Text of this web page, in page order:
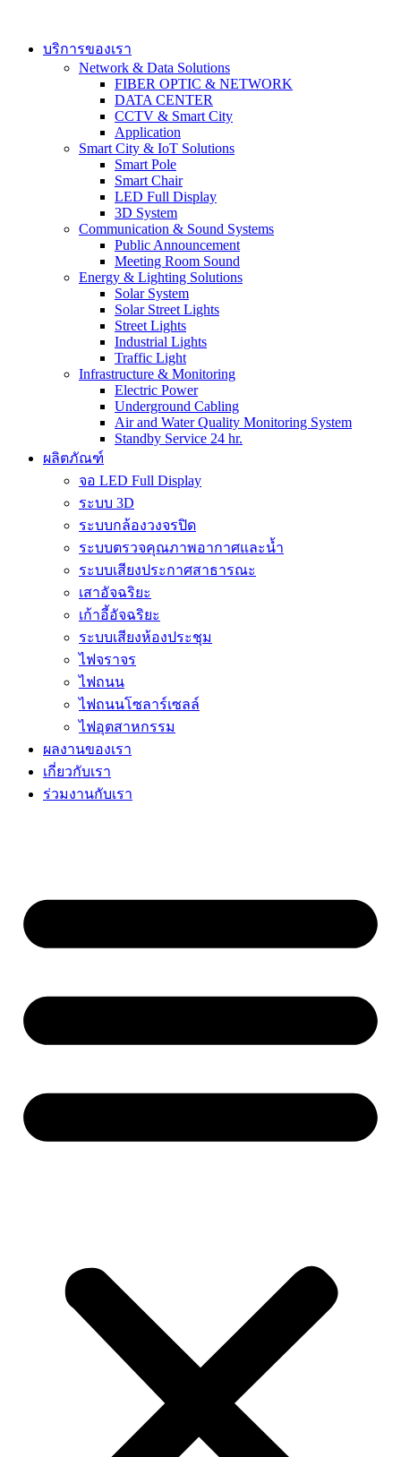
contentบริการของเรา
Network & Data Solutions
FIBER OPTIC & NETWORK​
DATA CENTER
CCTV & Smart City
Application
Smart City & IoT Solutions
Smart Pole
Smart Chair
LED Full Display
3D System
Communication & Sound Systems
Public Announcement
Meeting Room Sound
Energy & Lighting Solutions
Solar System
Solar Street Lights
Street Lights
Industrial Lights
Traffic Light
Infrastructure & Monitoring
Electric Power
Underground Cabling
Air and Water Quality Monitoring System
Standby Service 24 hr.
ผลิตภัณฑ์
จอ LED Full Display
ระบบ 3D
ระบบกล้องวงจรปิด
ระบบตรวจคุณภาพอากาศและน้ำ
ระบบเสียงประกาศสาธารณะ
เสาอัจฉริยะ
เก้าอี้อัจฉริยะ
ระบบเสียงห้องประชุม
ไฟจราจร
ไฟถนน
ไฟถนนโซลาร์เซลล์
ไฟอุตสาหกรรม
ผลงานของเรา
เกี่ยวกับเรา
ร่วมงานกับเรา